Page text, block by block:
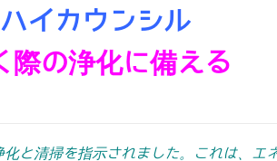
イカウンシル
際の浄化に備える
と清掃を指示されました。これは、エ